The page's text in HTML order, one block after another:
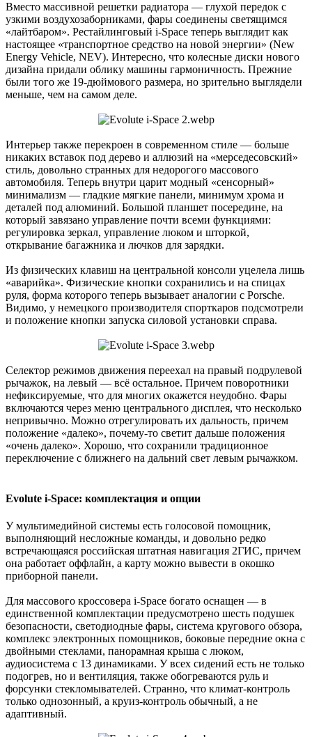
Вместо массивной решетки радиатора — глухой передок с
узкими воздухозаборниками, фары соединены светящимся
«лайтбаром». Рестайлинговый i-Space теперь выглядит как
настоящее «транспортное средство на новой энергии» (New
Energy Vehicle, NEV). Интересно, что колесные диски нового
дизайна придали облику машины гармоничность. Прежние
были того же 19-дюймового размера, но зрительно выглядели
меньше, чем на самом деле.
Интерьер также перекроен в современном стиле — больше
никаких вставок под дерево и аллюзий на «мерседесовский»
стиль, довольно странных для недорогого массового
автомобиля. Теперь внутри царит модный «сенсорный»
минимализм — гладкие мягкие панели, минимум хрома и
деталей под алюминий. Большой планшет посередине, на
который завязано управление почти всеми функциями:
регулировка зеркал, управление люком и шторкой,
открывание багажника и лючков для зарядки.
Из физических клавиш на центральной консоли уцелела лишь
«аварийка». Физические кнопки сохранились и на спицах
руля, форма которого теперь вызывает аналогии с Porsche.
Видимо, у немецкого производителя спорткаров подсмотрели
и положение кнопки запуска силовой установки справа.
Селектор режимов движения переехал на правый подрулевой
рычажок, на левый — всё остальное. Причем поворотники
нефиксируемые, что для многих окажется неудобно. Фары
включаются через меню центрального дисплея, что несколько
непривычно. Можно отрегулировать их дальность, причем
положение «далеко», почему-то светит дальше положения
«очень далеко». Хорошо, что сохранили традиционное
переключение с ближнего на дальний свет левым рычажком.
Evolute i-Space: комплектация и опции​
У мультимедийной системы есть голосовой помощник,
выполняющий несложные команды, и довольно редко
встречающаяся российская штатная навигация 2ГИС, причем
она работает оффлайн, а карту можно вывести в окошко
приборной панели.
Для массового кроссовера i-Space богато оснащен — в
единственной комплектации предусмотрено шесть подушек
безопасности, светодиодные фары, система кругового обзора,
комплекс электронных помощников, боковые передние окна с
двойными стеклами, панорамная крыша с люком,
аудиосистема с 13 динамиками. У всех сидений есть не только
подогрев, но и вентиляция, также обогреваются руль и
форсунки стекломывателей. Странно, что климат-контроль
только однозонный, а круиз-контроль обычный, а не
адаптивный.